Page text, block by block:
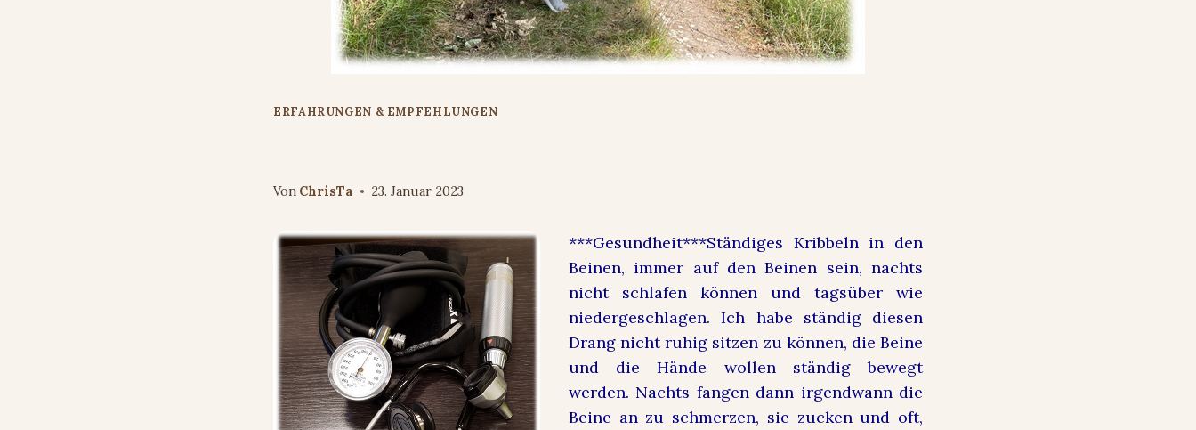
ERFAHRUNGEN & EMPFEHLUNGEN
Von ChrisTa 23. Januar 2023
***Gesundheit***Ständiges Kribbeln in den
Beinen, immer auf den Beinen sein, nachts
nicht schlafen können und tagsüber wie
niedergeschlagen. Ich habe ständig diesen
Drang nicht ruhig sitzen zu können, die Beine
und die Hände wollen ständig bewegt
werden. Nachts fangen dann irgendwann die
Beine an zu schmerzen, sie zucken und oft,